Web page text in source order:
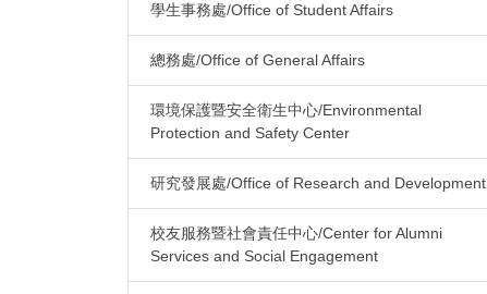
學生事務處/Office of Student Affairs
總務處/Office of General Affairs
環境保護暨安全衛生中心/Environmental
Protection and Safety Center
研究發展處/Office of Research and Development
校友服務暨社會責任中心/Center for Alumni
Services and Social Engagement